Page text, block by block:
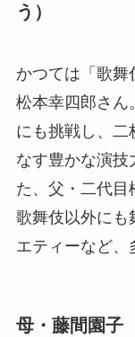
う）
かつては「歌舞
松本幸四郎さん
にも挑戦し、二
なす豊かな演技
た、父・二代目
歌舞伎以外にも
エティーなど、
母・藤間園子